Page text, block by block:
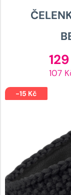
129
107
-15 Kč